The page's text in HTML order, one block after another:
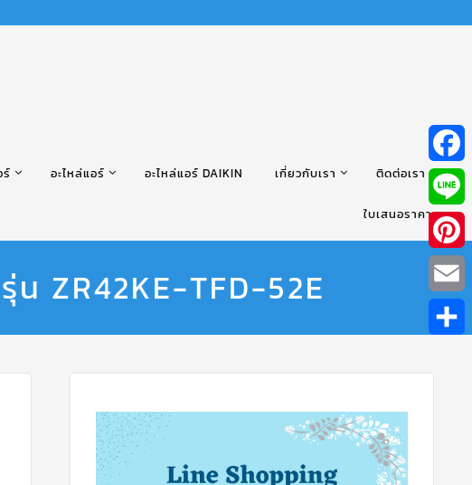
ร์ อะไหล่แอร์ อะไหล่แอร์ DAIKIN เกี่ยวกับเรา ติดต่อเรา
ใบเสนอราคา
น ZR42KE-TFD-52E
Line
Email